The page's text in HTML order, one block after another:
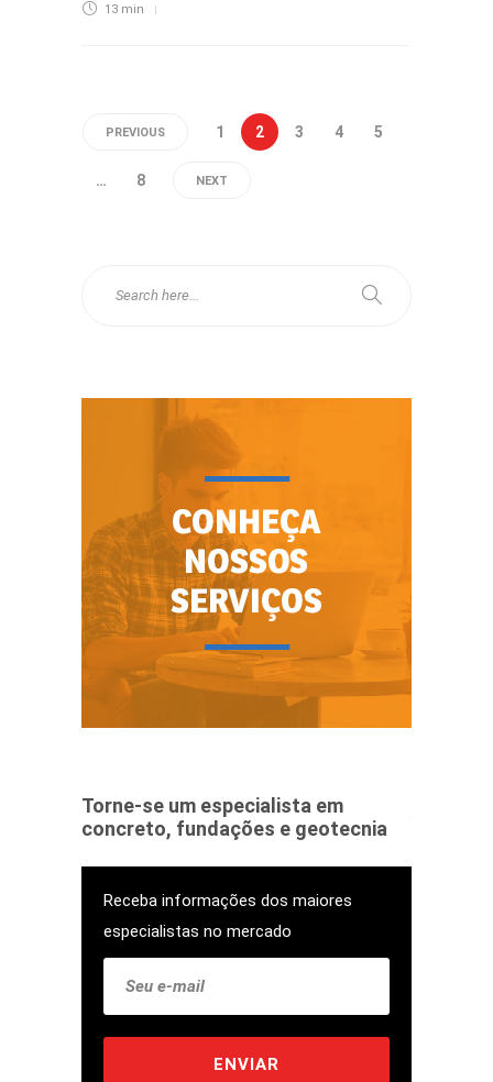
13 min
PREVIOUS 1 2 3 4 5
… 8 NEXT
Torne-se um especialista em
concreto, fundações e geotecnia
Receba informações dos maiores
especialistas no mercado